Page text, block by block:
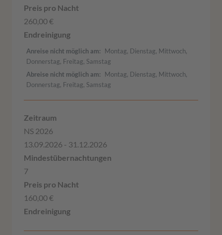
260,00 €
Anreise nicht möglich am
Montag, Dienstag, Mittwoch,
Donnerstag, Freitag, Samstag
Abreise nicht möglich am
Montag, Dienstag, Mittwoch,
Donnerstag, Freitag, Samstag
NS 2026
13.09.2026 - 31.12.2026
7
160,00 €